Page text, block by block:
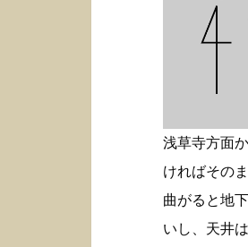
浅草寺方面
ければその
曲がると地
いし、天井